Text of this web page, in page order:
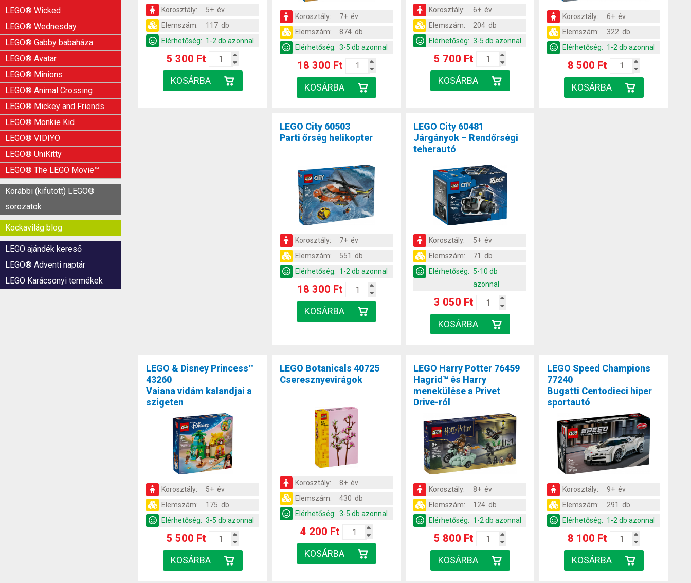
LEGO® Wicked
LEGO® Wednesday
LEGO® Gabby babaháza
LEGO® Avatar
LEGO® Minions
LEGO® Animal Crossing
LEGO® Mickey and Friends
LEGO® Monkie Kid
LEGO® VIDIYO
LEGO® UniKitty
LEGO® The LEGO Movie™
Korábbi (kifutott) LEGO®
sorozatok
Kockavilág blog
LEGO ajándék kereső
LEGO® Adventi naptár
LEGO Karácsonyi termékek
Korosztály:
5+ év
Elemszám:
117 db
Elérhetőség: 1-2 db azonnal
5 300 Ft
Korosztály:
7+ év
Elemszám:
874 db
Elérhetőség: 3-5 db azonnal
18 300 Ft
Korosztály:
6+ év
Elemszám:
204 db
Elérhetőség: 3-5 db azonnal
5 700 Ft
Korosztály:
6+ év
Elemszám:
322 db
Elérhetőség: 1-2 db azonnal
8 500 Ft
LEGO City 60503
Parti őrség helikopter
Korosztály:
7+ év
Elemszám:
551 db
Elérhetőség: 1-2 db azonnal
18 300 Ft
LEGO City 60481
Járgányok – Rendőrségi
teherautó
Korosztály:
5+ év
Elemszám:
71 db
Elérhetőség: 5-10 db
azonnal
3 050 Ft
LEGO & Disney Princess™
43260
Vaiana vidám kalandjai a
szigeten
Korosztály:
5+ év
Elemszám:
175 db
Elérhetőség: 3-5 db azonnal
5 500 Ft
LEGO Botanicals 40725
Cseresznyevirágok
Korosztály:
8+ év
Elemszám:
430 db
Elérhetőség: 3-5 db azonnal
4 200 Ft
LEGO Harry Potter 76459
Hagrid™ és Harry
menekülése a Privet
Drive-ról
Korosztály:
8+ év
Elemszám:
124 db
Elérhetőség: 1-2 db azonnal
5 800 Ft
LEGO Speed Champions
77240
Bugatti Centodieci hiper
sportautó
Korosztály:
9+ év
Elemszám:
291 db
Elérhetőség: 1-2 db azonnal
8 100 Ft